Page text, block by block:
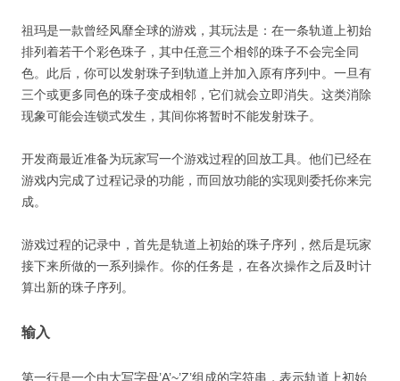
祖玛是一款曾经风靡全球的游戏，其玩法是：在一条轨道上初始
排列着若干个彩色珠子，其中任意三个相邻的珠子不会完全同
色。此后，你可以发射珠子到轨道上并加入原有序列中。一旦有
三个或更多同色的珠子变成相邻，它们就会立即消失。这类消除
现象可能会连锁式发生，其间你将暂时不能发射珠子。
开发商最近准备为玩家写一个游戏过程的回放工具。他们已经在
游戏内完成了过程记录的功能，而回放功能的实现则委托你来完
成。
游戏过程的记录中，首先是轨道上初始的珠子序列，然后是玩家
接下来所做的一系列操作。你的任务是，在各次操作之后及时计
算出新的珠子序列。
输入
第一行是一个由大写字母’A’~’Z’组成的字符串，表示轨道上初始